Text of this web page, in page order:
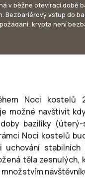
v běžné otevírací době
Bezbariérový vstup do
krypta není
Noci kostelů
možné navštívit
baziliky (úterý-
Noci kostelů
stabilních
těla zesnulých,